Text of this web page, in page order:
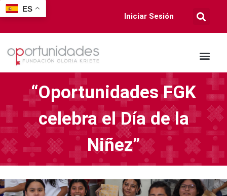
Iniciar Sesión
“Oportunidades FGK
celebra el Día de la
Niñez”
ES